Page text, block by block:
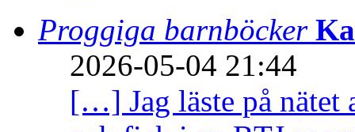
Proggiga barnböcker
2026-05-04 21:44
[…] Jag läste på nätet